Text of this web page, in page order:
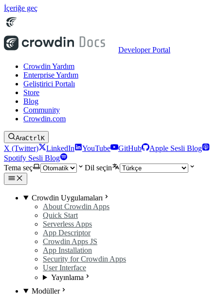
İçeriğe geç
Developer Portal
Crowdin Yardım
Enterprise Yardım
Geliştirici Portalı
Store
Blog
Community
Crowdin.com
AraCtrlK
X (Twitter) LinkedIn YouTube GitHub
Apple Sesli Blog
Spotify Sesli Blog
Tema seç
Dil seçin
Crowdin Uygulamaları
About Crowdin Apps
Quick Start
Serverless Apps
App Descriptor
Crowdin Apps JS
App Installation
Security for Crowdin Apps
User Interface
Yayınlama
Modüller